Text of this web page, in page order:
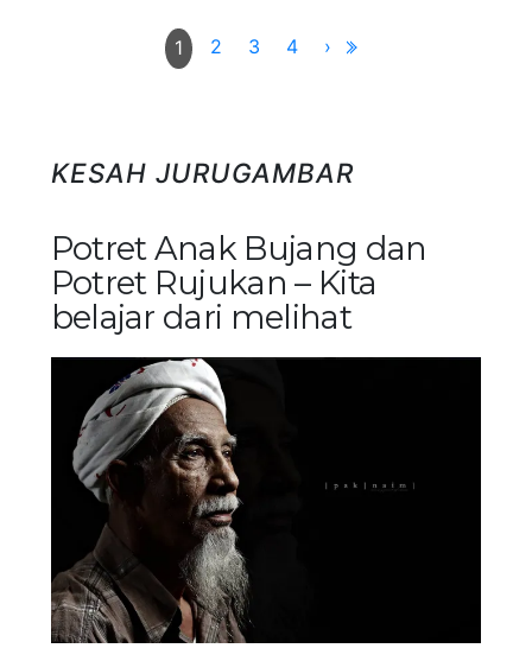
1 2 3 4 ›
KESAH JURUGAMBAR
Potret Anak Bujang dan
Potret Rujukan – Kita
belajar dari melihat